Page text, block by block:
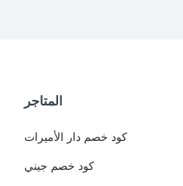
المتاجر
كود خصم دار الأميرات
كود خصم جيني